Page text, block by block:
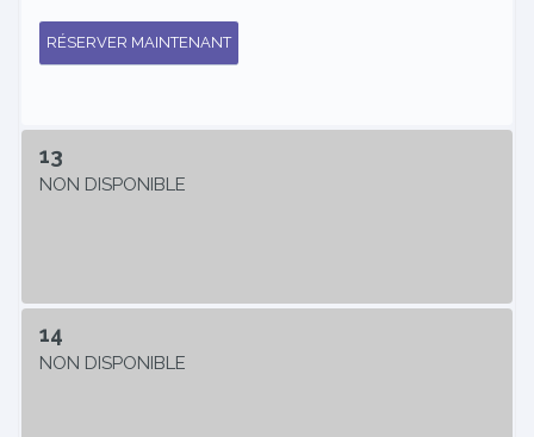
RÉSERVER MAINTENANT
13
NON DISPONIBLE
14
NON DISPONIBLE